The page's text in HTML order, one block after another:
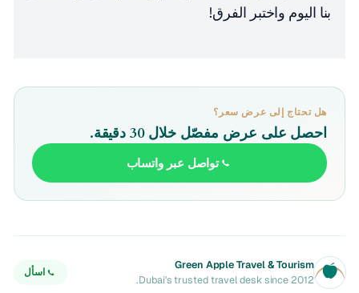
بنا اليوم واختبر الفرق!
هل تحتاج إلى عرض سعر؟
احصل على عرض مفصّل خلال 30 دقيقة.
تواصل عبر واتساب
Green Apple Travel & Tourism
Dubai's trusted travel desk since 2012.
اسأل